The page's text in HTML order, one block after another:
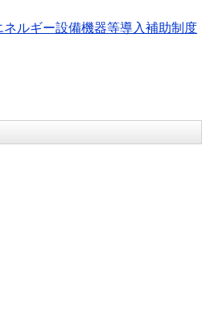
ルギー設備機器等導入補助制度